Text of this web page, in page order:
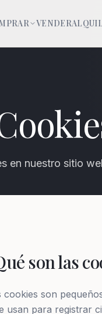
VENDER
en nuestro sitio
son las
cookies son
usan para registrar